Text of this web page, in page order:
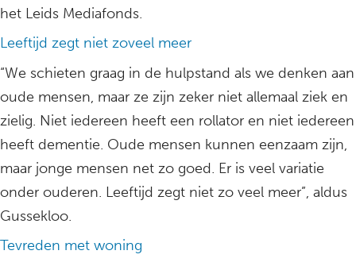
het Leids Mediafonds.
Leeftijd zegt niet zoveel meer
“We schieten graag in de hulpstand als we denken aan
oude mensen, maar ze zijn zeker niet allemaal ziek en
zielig. Niet iedereen heeft een rollator en niet iedereen
heeft dementie. Oude mensen kunnen eenzaam zijn,
maar jonge mensen net zo goed. Er is veel variatie
onder ouderen. Leeftijd zegt niet zo veel meer”, aldus
Gussekloo.
Tevreden met woning